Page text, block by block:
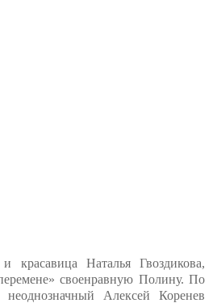
красавица Наталья Гвоздикова,
своенравную Полину. По
Алексей Коренев